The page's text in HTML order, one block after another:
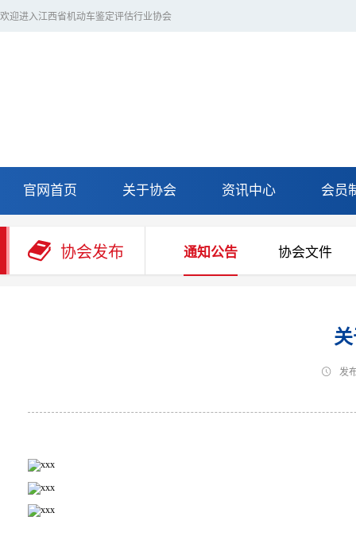
欢迎进入江西省机动车鉴定评估行业协会
官网首页 关于协会 资讯中心 会员
协会发布 通知公告 协会文件
 发